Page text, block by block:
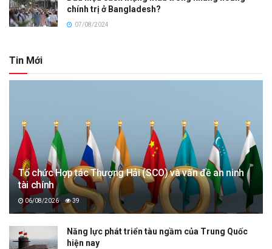
chính trị ở Bangladesh?
07/08/2024
Tin Mới
Tổ chức Hợp tác Thượng Hải (SCO) và vấn đề an ninh
tài chính
06/08/2026 39
Năng lực phát triển tàu ngầm của Trung Quốc
hiện nay